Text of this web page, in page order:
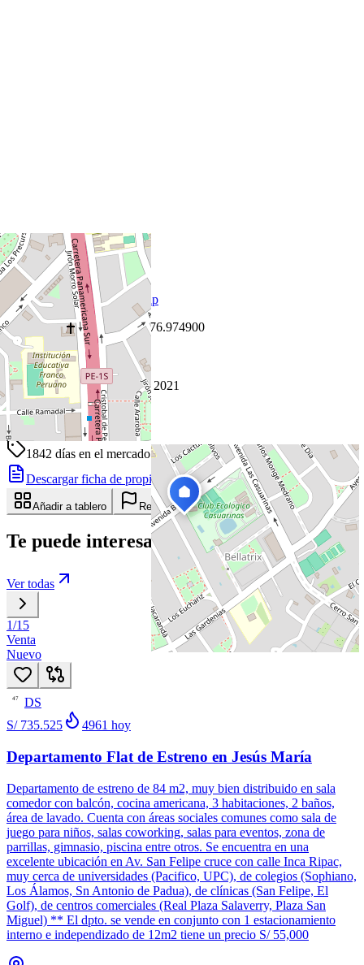
Leaflet | ©OpenStreetMap
Coordenadas:-12.110600,-76.974900
Cómo llegar
Publicado 21 de julio de 2021
20visitas
21 de julio de 2021
1842 días en el mercado· actualizado hace 9 días
Descargar ficha de propiedad
Compartir
Añadir a tablero Reportar anuncio
Te puede interesar
Ver todas
1/15
Venta
Nuevo
47
DS
S/ 735.525
4961 hoy
Departamento Flat de Estreno en Jesús María
Departamento de estreno de 84 m2, muy bien distribuido en sala
comedor con balcón, cocina americana, 3 habitaciones, 2 baños,
área de lavado. Cuenta con áreas sociales comunes como sala de
juego para niños, salas coworking, salas para eventos, zona de
parrillas, gimnasio, piscina entre otros. Se encuentra en una
excelente ubicación en Av. San Felipe cruce con calle Inca Ripac,
muy cerca de universidades (Pacifico, UPC), de colegios (Sophiano,
Los Álamos, Sn Antonio de Padua), de clínicas (San Felipe, El
Golf), de centros comerciales (Real Plaza Salaverry, Plaza San
Miguel) ** El dpto. se vende en conjunto con 1 estacionamiento
interno e independizado de 12m2 tiene un precio S/ 55,000